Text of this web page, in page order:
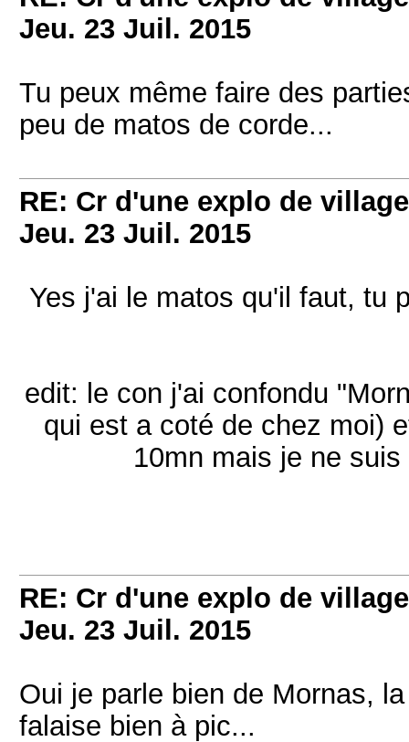
Jeu. 23 Juil. 2015
Tu peux même faire des
peu de matos de corde...
RE: Cr d'une explo de
Jeu. 23 Juil. 2015
Yes j'ai le matos qu'il faut, tu
edit: le con j'ai confondu
qui est a coté de chez moi)
10mn mais je ne
RE: Cr d'une explo de
Jeu. 23 Juil. 2015
Oui je parle bien de Mornas,
falaise bien à pic...